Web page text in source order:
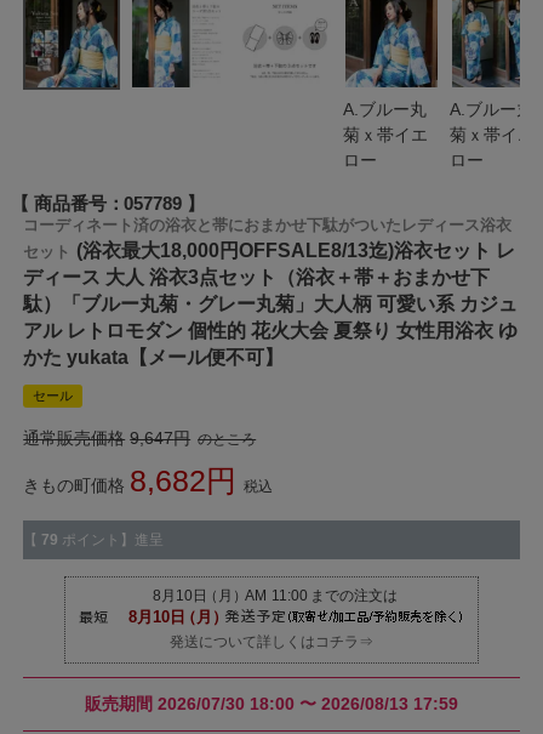
A.ブルー丸
菊ｘ帯イエ
ロー
A.ブルー丸
菊ｘ帯イエ
ロー
商品番号 057789
コーディネート済の浴衣と帯におまかせ下駄がついたレディース浴衣
セット
(浴衣最大18,000円OFFSALE8/13迄)浴衣セット レ
ディース 大人 浴衣3点セット（浴衣＋帯＋おまかせ下
駄）「ブルー丸菊・グレー丸菊」大人柄 可愛い系 カジュ
アル レトロモダン 個性的 花火大会 夏祭り 女性用浴衣 ゆ
かた yukata【メール便不可】
セール
通常販売価格 9,647 のところ
きもの町価格 8,682 税込
【 79 ポイント】進呈
発送について詳しくはコチラ⇒
販売期間 2026/07/30 18:00 〜 2026/08/13 17:59